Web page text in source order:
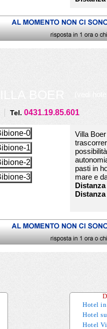
Tel. 0431.19.85.601
Villa
pasti in
mare e
Hotel
Hotel
Hotel